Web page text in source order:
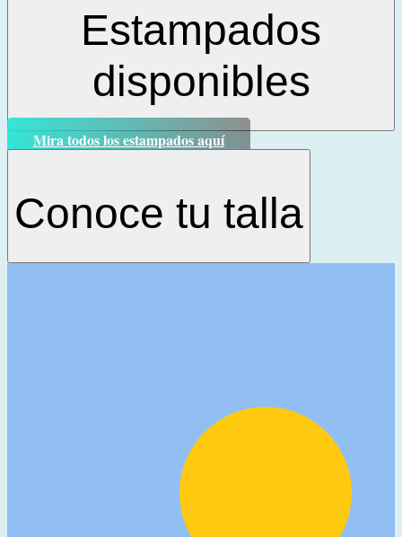
Estampados
disponibles
Mira todos los estampados aquí
Conoce tu talla